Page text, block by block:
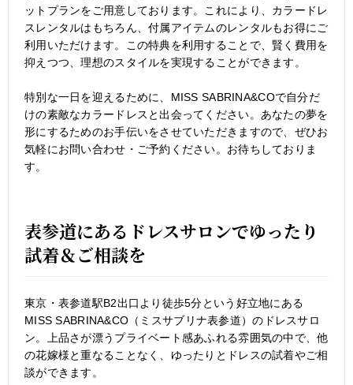
ットプランをご用意しております。これにより、カラードレ
スレンタルはもちろん、付属アイテムのレンタルもお得にご
利用いただけます。この特典を利用することで、賢く費用を
抑えつつ、理想のスタイルを実現することができます。
特別な一日を迎えるために、MISS SABRINA&COで自分だ
けの素敵なカラードレスと出会ってください。あなたの夢を
形にするためのお手伝いをさせていただきますので、ぜひお
気軽にお問い合わせ・ご予約ください。お待ちしておりま
す。
表参道にあるドレスサロンでゆったり
試着＆ご相談を
東京・表参道駅B2出口より徒歩5分という好立地にある
MISS SABRINA&CO（ミスサブリナ表参道）のドレスサロ
ン。上品さが漂うプライベート感あふれる雰囲気の中で、他
の花嫁様と重なることなく、ゆったりとドレスの試着やご相
談ができます。